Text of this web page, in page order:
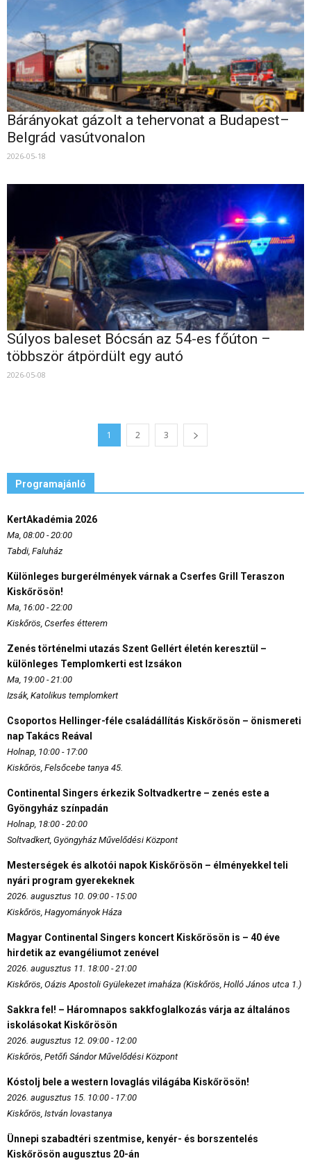
Bárányokat gázolt a tehervonat a Budapest–
Belgrád vasútvonalon
2026-05-18
Súlyos baleset Bócsán az 54-es főúton –
többször átpördült egy autó
2026-05-08
1 2 3
Programajánló
KertAkadémia 2026
Ma, 08:00 - 20:00
Tabdi, Faluház
Különleges burgerélmények várnak a Cserfes Grill Teraszon
Kiskőrösön!
Ma, 16:00 - 22:00
Kiskőrös, Cserfes étterem
Zenés történelmi utazás Szent Gellért életén keresztül –
különleges Templomkerti est Izsákon
Ma, 19:00 - 21:00
Izsák, Katolikus templomkert
Csoportos Hellinger-féle családállítás Kiskőrösön – önismereti
nap Takács Reával
Holnap, 10:00 - 17:00
Kiskőrös, Felsőcebe tanya 45.
Continental Singers érkezik Soltvadkertre – zenés este a
Gyöngyház színpadán
Holnap, 18:00 - 20:00
Soltvadkert, Gyöngyház Művelődési Központ
Mesterségek és alkotói napok Kiskőrösön – élményekkel teli
nyári program gyerekeknek
2026. augusztus 10. 09:00 - 15:00
Kiskőrös, Hagyományok Háza
Magyar Continental Singers koncert Kiskőrösön is – 40 éve
hirdetik az evangéliumot zenével
2026. augusztus 11. 18:00 - 21:00
Kiskőrös, Oázis Apostoli Gyülekezet imaháza (Kiskőrös, Holló János utca 1.)
Sakkra fel! – Háromnapos sakkfoglalkozás várja az általános
iskolásokat Kiskőrösön
2026. augusztus 12. 09:00 - 12:00
Kiskőrös, Petőfi Sándor Művelődési Központ
Kóstolj bele a western lovaglás világába Kiskőrösön!
2026. augusztus 15. 10:00 - 17:00
Kiskőrös, István lovastanya
Ünnepi szabadtéri szentmise, kenyér- és borszentelés
Kiskőrösön augusztus 20-án